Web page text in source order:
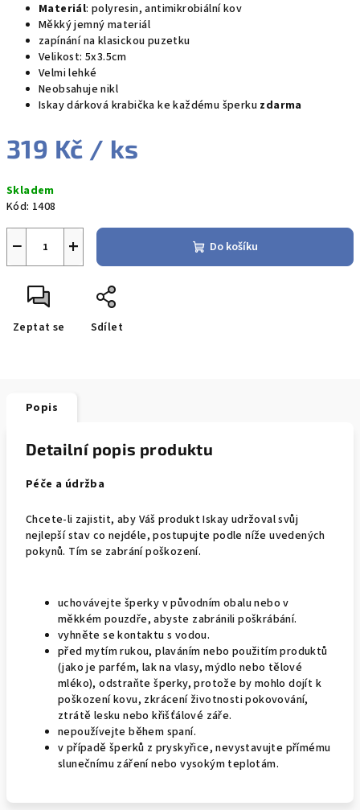
Materiál: polyresin, antimikrobiální kov
Měkký jemný materiál
zapínání na klasickou puzetku
Velikost: 5x3.5cm
Velmi lehké
Neobsahuje nikl
Iskay dárková krabička ke každému šperku zdarma
319 Kč / ks
cena:
Skladem
Kód: 1408
+
− Do košíku
Zeptat se Sdílet
Popis
Detailní popis produktu
Péče a údržba
Chcete-li zajistit, aby Váš produkt Iskay udržoval svůj
nejlepší stav co nejdéle, postupujte podle níže uvedených
pokynů. Tím se zabrání poškození.
uchovávejte šperky v původním obalu nebo v
měkkém pouzdře, abyste zabránili poškrábání.
vyhněte se kontaktu s vodou.
před mytím rukou, plaváním nebo použitím produktů
(jako je parfém, lak na vlasy, mýdlo nebo tělové
mléko), odstraňte šperky, protože by mohlo dojít k
poškození kovu, zkrácení životnosti pokovování,
ztrátě lesku nebo křišťálové záře.
nepoužívejte během spaní.
v případě šperků z pryskyřice, nevystavujte přímému
slunečnímu záření nebo vysokým teplotám.